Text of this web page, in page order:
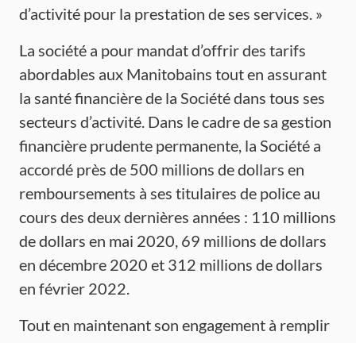
d’activité pour la prestation de ses services. »
La société a pour mandat d’offrir des tarifs
abordables aux Manitobains tout en assurant
la santé financière de la Société dans tous ses
secteurs d’activité. Dans le cadre de sa gestion
financière prudente permanente, la Société a
accordé près de 500 millions de dollars en
remboursements à ses titulaires de police au
cours des deux dernières années : 110 millions
de dollars en mai 2020, 69 millions de dollars
en décembre 2020 et 312 millions de dollars
en février 2022.
Tout en maintenant son engagement à remplir